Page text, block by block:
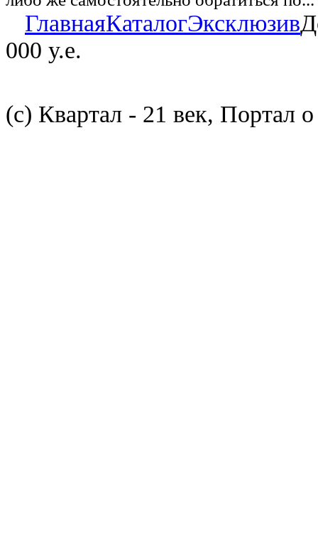
ГлавнаяКаталогЭксклюзив
000 у.е.
(с) Квартал - 21 век, Портал